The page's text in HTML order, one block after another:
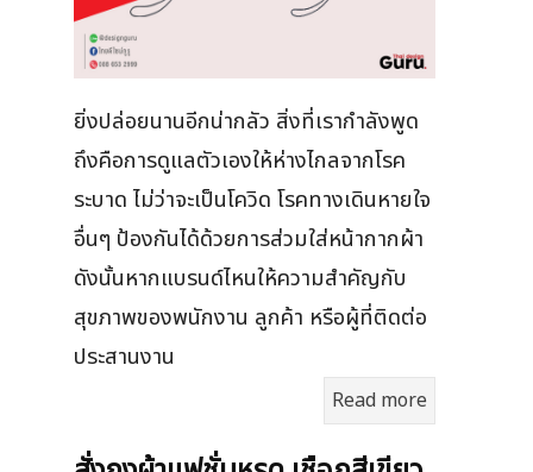
ยิ่งปล่อยนานอีกน่ากลัว สิ่งที่เรากำลังพูด
ถึงคือการดูแลตัวเองให้ห่างไกลจากโรค
ระบาด ไม่ว่าจะเป็นโควิด โรคทางเดินหายใจ
อื่นๆ ป้องกันได้ด้วยการส่วมใส่หน้ากากผ้า
ดังนั้นหากแบรนด์ไหนให้ความสำคัญกับ
สุขภาพของพนักงาน ลูกค้า หรือผู้ที่ติดต่อ
ประสานงาน
Read more